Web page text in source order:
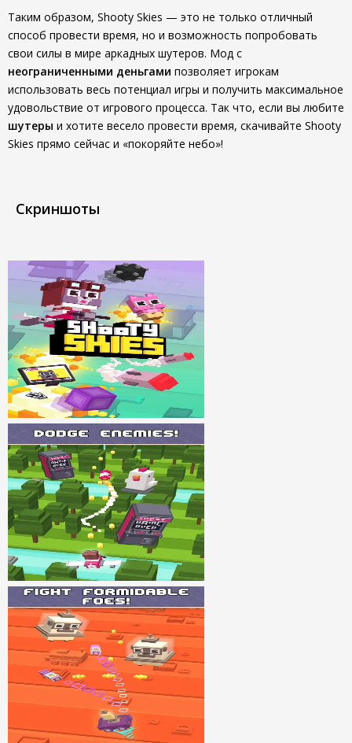
Таким образом, Shooty Skies — это не только отличный
способ провести время, но и возможность попробовать
свои силы в мире аркадных шутеров. Мод с
неограниченными деньгами позволяет игрокам
использовать весь потенциал игры и получить максимальное
удовольствие от игрового процесса. Так что, если вы любите
шутеры и хотите весело провести время, скачивайте Shooty
Skies прямо сейчас и «покоряйте небо»!
Скриншоты